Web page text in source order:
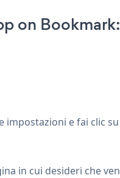
on Bookmark:
impostazioni e fai clic su
in cui desideri che